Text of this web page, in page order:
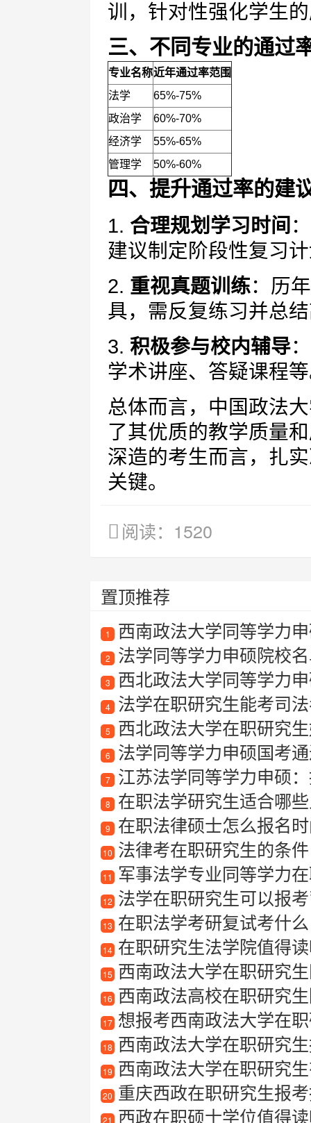
训，针对性强化学生
三、不同专业的通过
专业名称近年通过率范围
法学
65%-75%
政治学
60%-70%
经济学
55%-65%
管理学
50%-60%
四、提升通过率的建
1. 合理规划学习时间
建议制定阶段性复习
2. 重视真题训练：历
具，需反复练习并总
3. 积极参与校内辅导
学术讲座、答疑课程
总体而言，中国政法
了其优质的教学质量
深造的考生而言，扎
关键。
阅读：1520
置顶推荐
1 西南政法大学同等学力
2 法学同等学力申硕院校
3 西北政法大学同等学力
4 法学在职研究生能考司
5 西北政法大学在职研究
6 法学同等学力申硕国考
7 江苏法学同等学力申硕
8 在职法学研究生适合哪
9 在职法律硕士怎么报名
10 法律考在职研究生的条件
11 军事法学专业同等学力
12 法学在职研究生可以报
13 在职法学考研复试考什么
14 在职研究生法学院值得读
15 西南政法大学在职研究
16 西南政法高校在职研究
17 想报考西南政法大学在职
18 西南政法大学在职研究生报
19 西南政法大学在职研究
20 重庆西政在职研究生报考指
21 西政在职硕士学位值得读吗